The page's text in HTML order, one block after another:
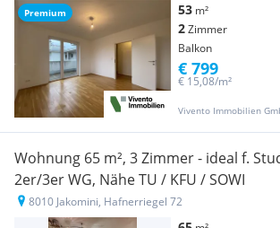
Premium 53 m²
2Zimmer
Balkon
Vivento Immobilien
€ 15,08/m²
€ 799
Wohnung 65 m², 3 Zimmer - ideal f.
2er/3er WG, Nähe TU / KFU / SOWI
8010 Jakomini, Hafnerriegel 72